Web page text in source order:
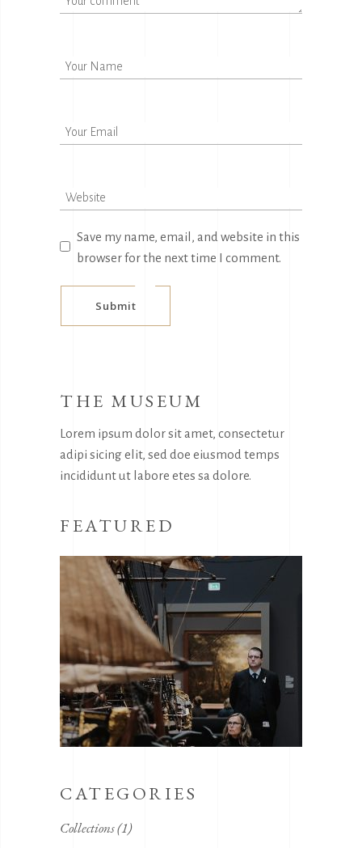
Save my name, email, and website in this
browser for the next time I comment.
Submit
THE MUSEUM
Lorem ipsum dolor sit amet, consectetur
adipi sicing elit, sed doe eiusmod temps
incididunt ut labore etes sa dolore.
FEATURED
CATEGORIES
Collections(1)